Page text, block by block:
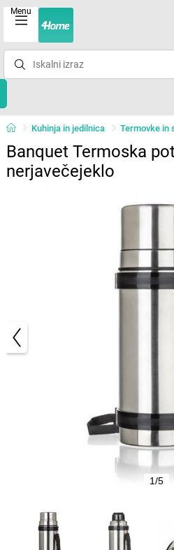
Menu
Kuhinja in jedilnica Termovke in
Banquet Termoska
nerjavečejeklo
1/5